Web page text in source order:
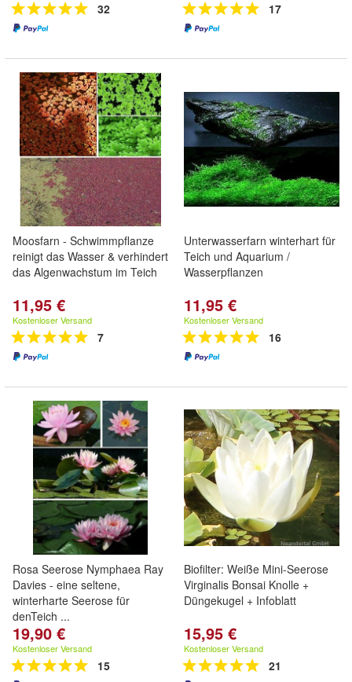
32 17
Moosfarn - Schwimmpflanze
reinigt das Wasser & verhindert
das Algenwachstum im Teich
11,95 €
Kostenloser Versand
7
Unterwasserfarn winterhart für
Teich und Aquarium /
Wasserpflanzen
11,95 €
Kostenloser Versand
16
Rosa Seerose Nymphaea Ray
Davies - eine seltene,
winterharte Seerose für
denTeich ...
19,90 €
Kostenloser Versand
15
Biofilter: Weiße Mini-Seerose
Virginalis Bonsai Knolle +
Düngekugel + Infoblatt
15,95 €
Kostenloser Versand
21